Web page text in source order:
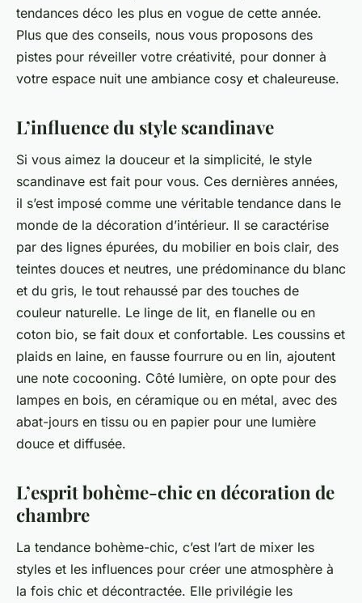
tendances déco les plus en vogue de cette année.
Plus que des conseils, nous vous proposons des
pistes pour réveiller votre créativité, pour donner à
votre espace nuit une ambiance cosy et chaleureuse.
L’influence du style scandinave
Si vous aimez la douceur et la simplicité, le style
scandinave est fait pour vous. Ces dernières années,
il s’est imposé comme une véritable tendance dans le
monde de la décoration d’intérieur. Il se caractérise
par des lignes épurées, du mobilier en bois clair, des
teintes douces et neutres, une prédominance du blanc
et du gris, le tout rehaussé par des touches de
couleur naturelle. Le linge de lit, en flanelle ou en
coton bio, se fait doux et confortable. Les coussins et
plaids en laine, en fausse fourrure ou en lin, ajoutent
une note cocooning. Côté lumière, on opte pour des
lampes en bois, en céramique ou en métal, avec des
abat-jours en tissu ou en papier pour une lumière
douce et diffusée.
L’esprit bohème-chic en décoration de
chambre
La tendance bohème-chic, c’est l’art de mixer les
styles et les influences pour créer une atmosphère à
la fois chic et décontractée. Elle privilégie les